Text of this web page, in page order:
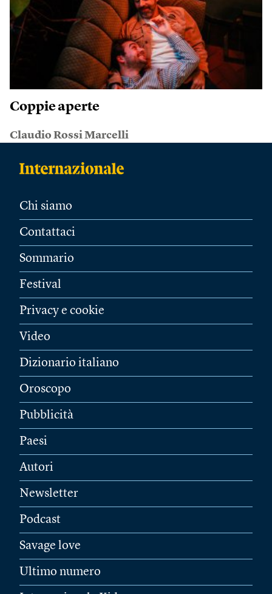
Coppie aperte
Claudio Rossi Marcelli
Chi siamo
Contattaci
Sommario
Festival
Privacy e cookie
Video
Dizionario italiano
Oroscopo
Pubblicità
Paesi
Autori
Newsletter
Podcast
Savage love
Ultimo numero